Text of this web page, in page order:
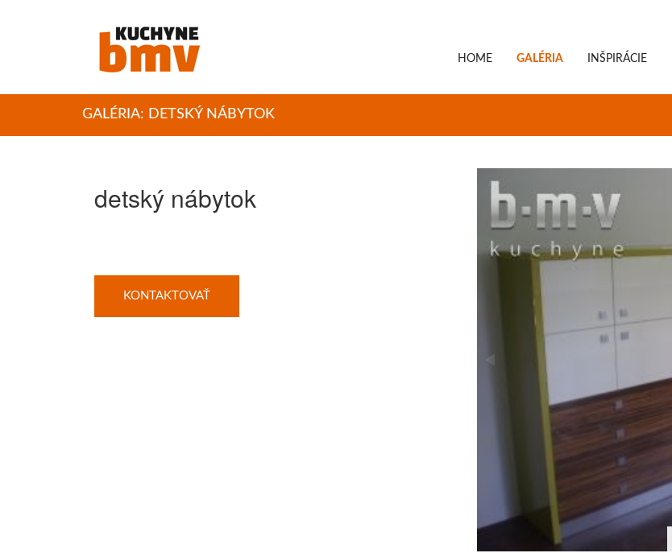
HOME GALÉRIA INŠPIRÁCIE
GALÉRIA: DETSKÝ NÁBYTOK
detský nábytok
KONTAKTOVAŤ